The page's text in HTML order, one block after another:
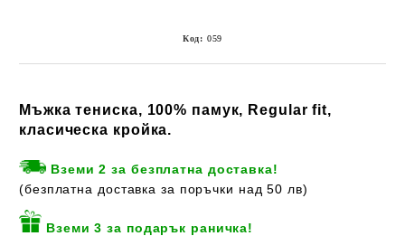
Код: 059
Мъжка тениска, 100% памук, Regular fit,
класическа кройка.
Вземи 2 за безплатна доставка!
(безплатна доставка за поръчки над 50 лв)
Вземи 3 за подарък раничка!